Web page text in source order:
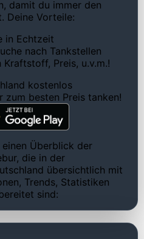
damit du immer den
Deine Vorteile:
in Echtzeit
nach Tankstellen
Preis, u.v.m.!
kostenlos
zum besten Preis tanken!
Überblick der
die in der
übersichtlich mit
Trends, Statistiken
sind: